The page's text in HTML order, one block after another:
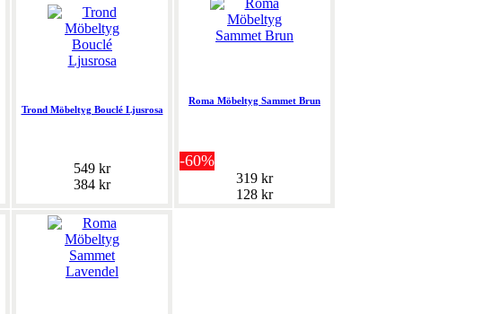
Trond Möbeltyg Bouclé Ljusrosa
549 kr
384 kr
Roma Möbeltyg Sammet Brun
-60%
319 kr
128 kr